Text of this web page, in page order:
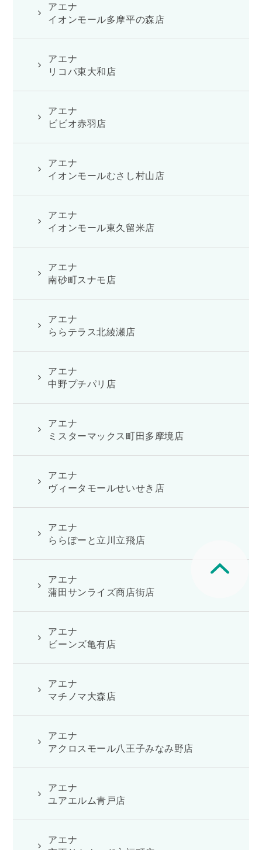
アエナ
イオンモール多摩平の森店
アエナ
リコパ東大和店
アエナ
ビビオ赤羽店
アエナ
イオンモールむさし村山店
アエナ
イオンモール東久留米店
アエナ
南砂町スナモ店
アエナ
ららテラス北綾瀬店
アエナ
中野プチパリ店
アエナ
ミスターマックス町田多摩境店
アエナ
ヴィータモールせいせき店
アエナ
ららぽーと立川立飛店
アエナ
蒲田サンライズ商店街店
アエナ
ビーンズ亀有店
アエナ
マチノマ大森店
アエナ
アクロスモール八王子みなみ野店
アエナ
ユアエルム青戸店
アエナ